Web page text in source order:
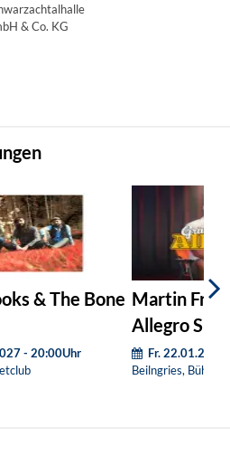
& Co. KG
& The Bone
- 20:00Uhr
Martin
Allegro Süd
Fr.
Beilngries, Bühler-